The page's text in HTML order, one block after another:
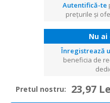
Autentifică-te
prețurile și
Nu ai
Înregistrează
beneficia de
Pretul nostru: 23,97